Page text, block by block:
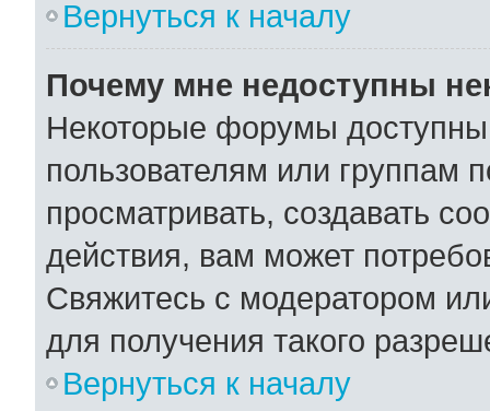
Вернуться к началу
Почему мне недоступны
Некоторые форумы
пользователям или группам
просматривать, создавать
действия, вам может
Свяжитесь с модератором
для получения такого
Вернуться к началу